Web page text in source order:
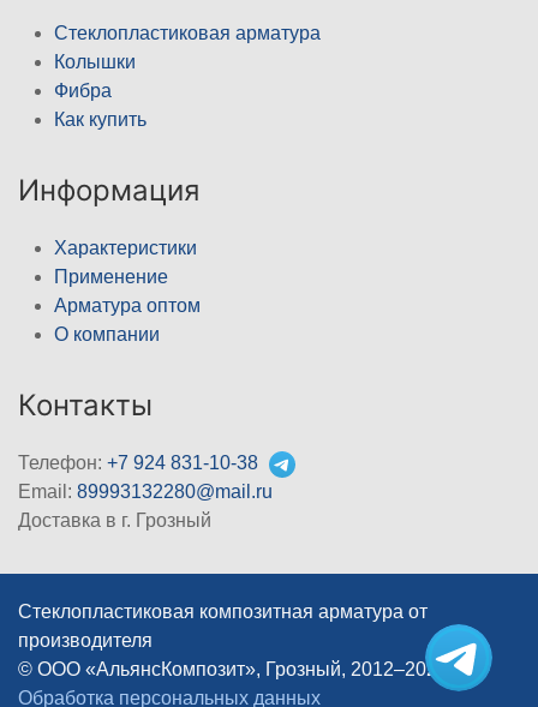
Стеклопластиковая арматура
Колышки
Фибра
Как купить
Информация
Характеристики
Применение
Арматура оптом
О компании
Контакты
Телефон: +7 924 831-10-38
Email: 89993132280@mail.ru
Доставка в г. Грозный
Стеклопластиковая композитная арматура от
производителя
© ООО «АльянсКомпозит», Грозный, 2012–2026
|
Обработка персональных данных